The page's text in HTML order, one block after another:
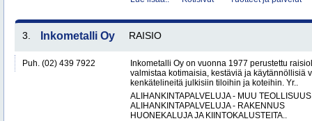
3. Inkometalli Oy RAISIO
Puh. (02) 439 7922
Inkometalli Oy on vuonna 1977 perustettu
valmistaa kotimaisia, kestäviä ja käytännöllisiä
kenkätelineitä julkisiin tiloihin ja koteihin. Yr..
ALIHANKINTAPALVELUJA - MUU TEOLLISUUS
ALIHANKINTAPALVELUJA - RAKENNUS
HUONEKALUJA JA KIINTOKALUSTEITA..